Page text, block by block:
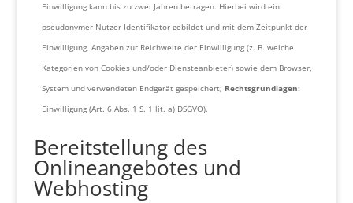
Einwilligung kann bis zu zwei Jahren betragen. Hierbei wird ein
pseudonymer Nutzer-Identifikator gebildet und mit dem Zeitpunkt der
Einwilligung, Angaben zur Reichweite der Einwilligung (z. B. welche
Kategorien von Cookies und/oder Diensteanbieter) sowie dem Browser,
System und verwendeten Endgerät gespeichert; Rechtsgrundlagen:
Einwilligung (Art. 6 Abs. 1 S. 1 lit. a) DSGVO).
Bereitstellung des
Onlineangebotes und
Webhosting